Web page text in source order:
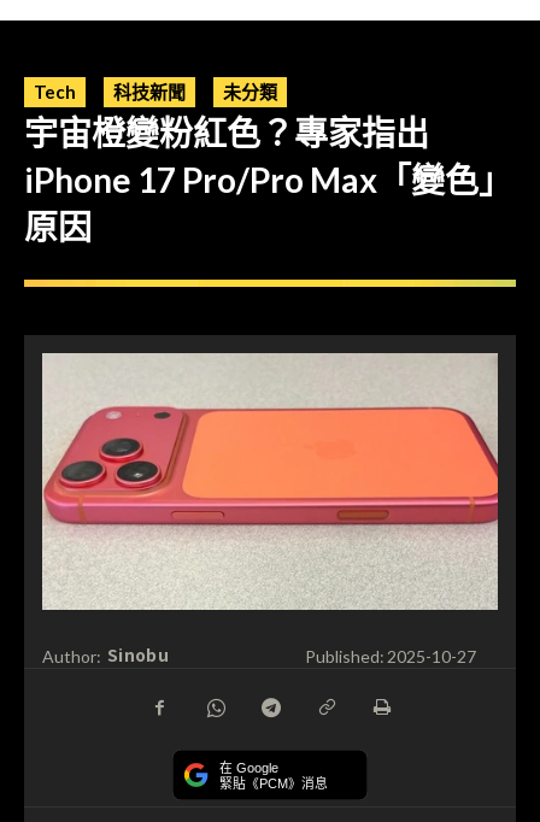
Tech 科技新聞 未分類
宇宙橙變粉紅色？專家指出
iPhone 17 Pro/Pro Max「變色」
原因
Author: Sinobu Published: 2025-10-27
在 Google
緊貼《PCM》消息